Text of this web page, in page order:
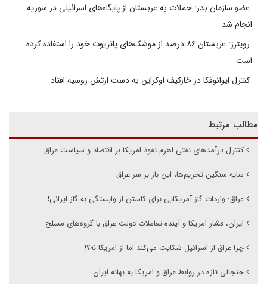
عضو سازمان بدر: حملات به عربستان از پایگاه‌های اسرائیلی در سوریه
انجام شد
رویترز: عربستان ۸۶ درصد از موشک‌های پاتریوت خود را استفاده کرده
است
کنترل ایوانوفکا در خارکیف اوکراین به دست ارتش روسیه افتاد
مطالب مرتبط
کنترل درآمدهای نفتی اهرم نفوذ امریکا بر اقتصاد و سیاست عراق
سایه سنگین تحریم‌ها، این بار بر سر عراق
عراق؛ واردات گاز آمریکایی برای کاستن از وابستگی به گاز ایرانی!
ایران، فشار امریکا و آینده تعاملات دولت عراق با گروه‌های مسلح
چرا عراق از اسرائیل شکایت می‌کند اما از امریکا نه؟!
جنجالی تازه در روابط عراق و امریکا به بهانه ایران